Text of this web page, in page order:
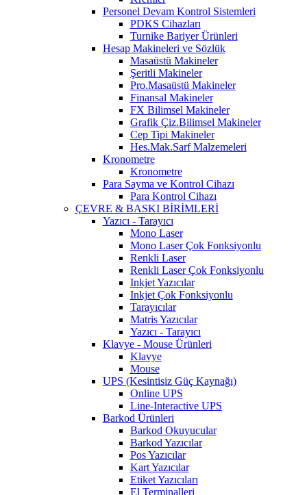
Personel Devam Kontrol Sistemleri
PDKS Cihazları
Turnike Bariyer Ürünleri
Hesap Makineleri ve Sözlük
Masaüstü Makineler
Şeritli Makineler
Pro.Masaüstü Makineler
Finansal Makineler
FX Bilimsel Makineler
Grafik Çiz.Bilimsel Makineler
Cep Tipi Makineler
Hes.Mak.Sarf Malzemeleri
Kronometre
Kronometre
Para Sayma ve Kontrol Cihazı
Para Kontrol Cihazı
ÇEVRE & BASKI BİRİMLERİ
Yazıcı - Tarayıcı
Mono Laser
Mono Laser Çok Fonksiyonlu
Renkli Laser
Renkli Laser Çok Fonksiyonlu
Inkjet Yazıcılar
Inkjet Çok Fonksiyonlu
Tarayıcılar
Matris Yazıcılar
Yazıcı - Tarayıcı
Klavye - Mouse Ürünleri
Klavye
Mouse
UPS (Kesintisiz Güç Kaynağı)
Online UPS
Line-Interactive UPS
Barkod Ürünleri
Barkod Okuyucular
Barkod Yazıcılar
Pos Yazıcılar
Kart Yazıcılar
Etiket Yazıcıları
El Terminalleri